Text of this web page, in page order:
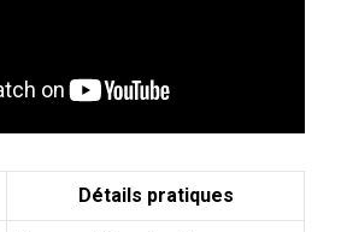
Détails pratiques